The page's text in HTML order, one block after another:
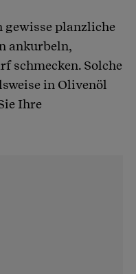
gewisse planzliche
ankurbeln,
schmecken. Solche
in Olivenöl
Ihre